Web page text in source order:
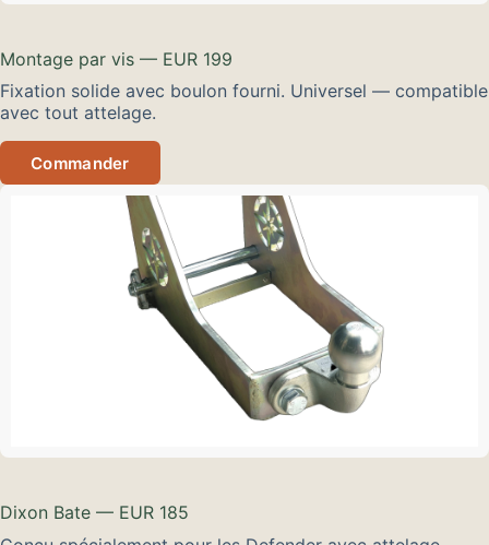
Montage par vis — EUR 199
Fixation solide avec boulon fourni. Universel — compatible
avec tout attelage.
Commander
Dixon Bate — EUR 185